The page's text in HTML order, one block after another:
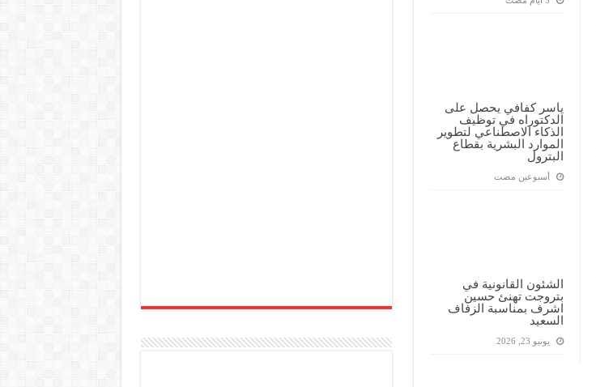
ياسر كفافي يحصل على
الدكتوراه في توظيف
الذكاء الاصطناعي لتطوير
الموارد البشرية بقطاع
البترول
‏أسبوعين مضت
الشئون القانونية في
بتروجت تهنئ حسين
اشرف بمناسبة الزفاف
السعيد
يونيو 23, 2026